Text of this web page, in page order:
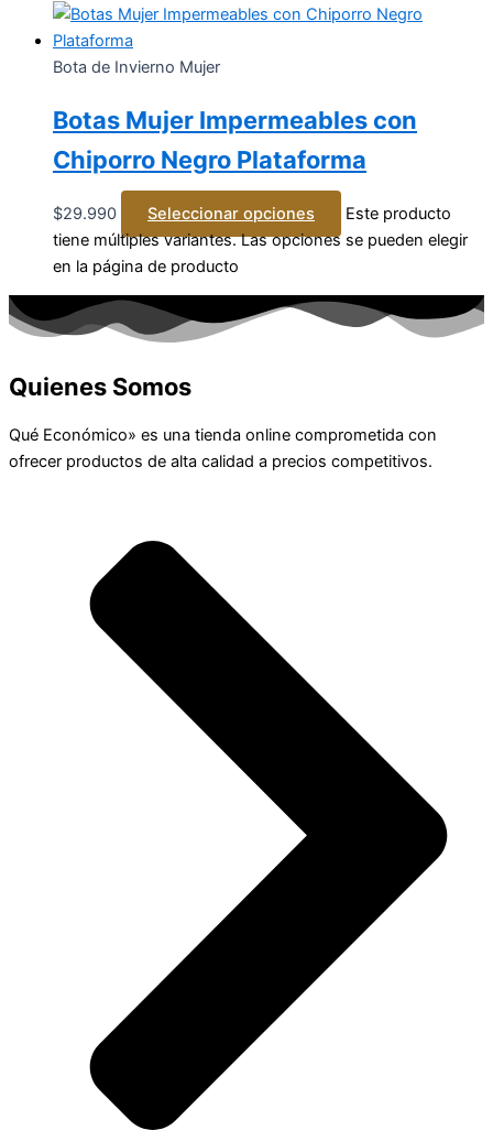
Bota de Invierno Mujer
Botas Mujer Impermeables con
Chiporro Negro Plataforma
$29.990 Seleccionar opciones
Este producto
tiene múltiples variantes. Las opciones se pueden elegir
en la página de producto
Quienes Somos
Qué Económico» es una tienda online comprometida con
ofrecer productos de alta calidad a precios competitivos.